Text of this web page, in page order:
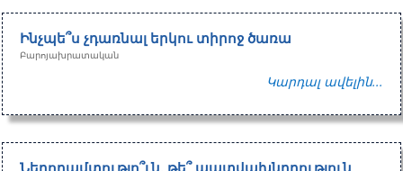
Ինչպե՞ս չդառնալ երկու տիրոջ ծառա
Բարոյախրատական
Կարդալ ավելին...
Ներողամտությո՞ւն, թե՞ պատվախնդրություն